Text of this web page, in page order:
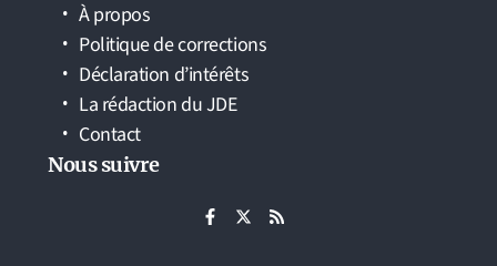
À propos
Politique de corrections
Déclaration d’intérêts
La rédaction du JDE
Contact
Nous suivre